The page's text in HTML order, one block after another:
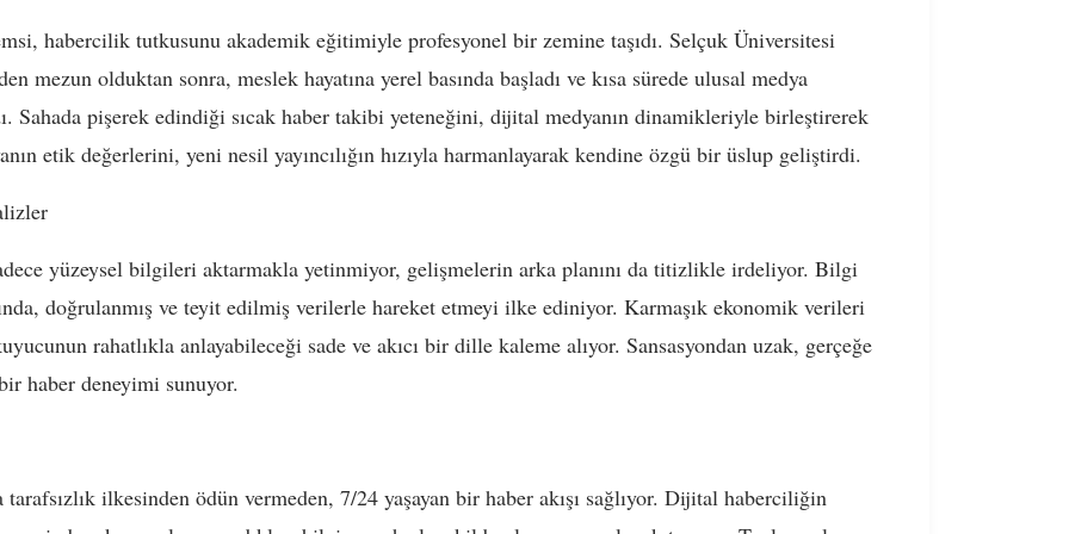
habercilik tutkusunu akademik eğitimiyle profesyonel bir zemine taşıdı. Selçuk Üniversitesi
mezun olduktan sonra, meslek hayatına yerel basında başladı ve kısa sürede ulusal medya
Sahada pişerek edindiği sıcak haber takibi yeteneğini, dijital medyanın dinamikleriyle birleştirerek
etik değerlerini, yeni nesil yayıncılığın hızıyla harmanlayarak kendine özgü bir üslup geliştirdi.
yüzeysel bilgileri aktarmakla yetinmiyor, gelişmelerin arka planını da titizlikle irdeliyor. Bilgi
doğrulanmış ve teyit edilmiş verilerle hareket etmeyi ilke ediniyor. Karmaşık ekonomik verileri
rahatlıkla anlayabileceği sade ve akıcı bir dille kaleme alıyor. Sansasyondan uzak, gerçeğe
haber deneyimi sunuyor.
ilkesinden ödün vermeden, 7/24 yaşayan bir haber akışı sağlıyor. Dijital haberciliğin